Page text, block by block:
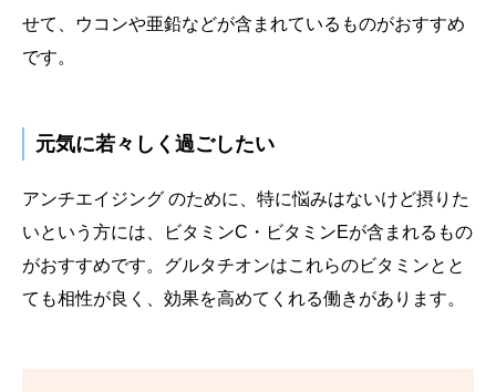
せて、ウコンや亜鉛などが含まれているものがおすすめ
です。
元気に若々しく過ごしたい
アンチエイジング のために、特に悩みはないけど摂りた
いという方には、ビタミンC・ビタミンEが含まれるもの
がおすすめです。グルタチオンはこれらのビタミンとと
ても相性が良く、効果を高めてくれる働きがあります。